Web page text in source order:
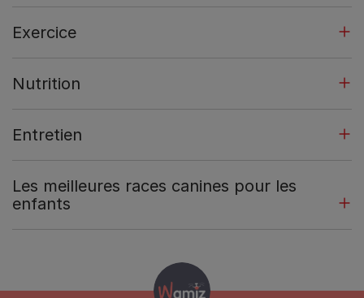
Exercice
Nutrition
Entretien
Les meilleures races canines pour les
enfants